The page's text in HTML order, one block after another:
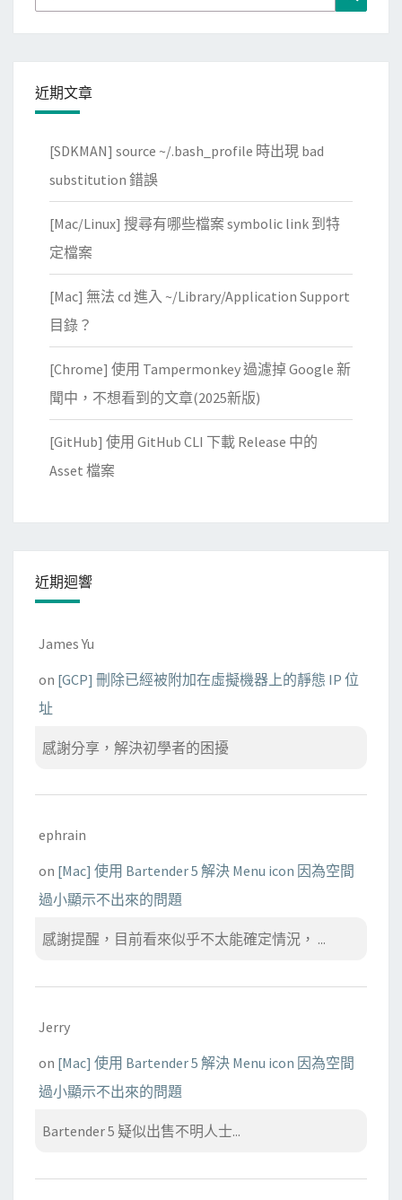
for:
近期文章
[SDKMAN] source ~/.bash_profile 時出現 bad
substitution 錯誤
[Mac/Linux] 搜尋有哪些檔案 symbolic link 到特
定檔案
[Mac] 無法 cd 進入 ~/Library/Application Support
目錄？
[Chrome] 使用 Tampermonkey 過濾掉 Google 新
聞中，不想看到的文章(2025新版)
[GitHub] 使用 GitHub CLI 下載 Release 中的
Asset 檔案
近期迴響
James Yu
on [GCP] 刪除已經被附加在虛擬機器上的靜態 IP 位
址
感謝分享，解決初學者的困擾
ephrain
on [Mac] 使用 Bartender 5 解決 Menu icon 因為空間
過小顯示不出來的問題
感謝提醒，目前看來似乎不太能確定情況， ...
Jerry
on [Mac] 使用 Bartender 5 解決 Menu icon 因為空間
過小顯示不出來的問題
Bartender 5 疑似出售不明人士...